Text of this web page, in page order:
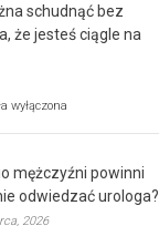
schudnąć bez
że jesteś ciągle na
wyłączona
mężczyźni powinni
odwiedzać urologa?
2026